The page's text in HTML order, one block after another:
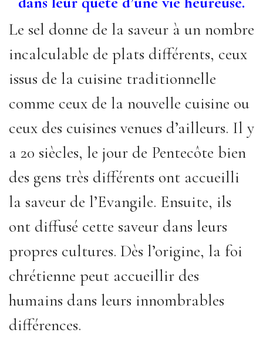
Le sel donne de la saveur à un nombre
incalculable de plats différents, ceux
issus de la cuisine traditionnelle
comme ceux de la nouvelle cuisine ou
ceux des cuisines venues d’ailleurs. Il y
a 20 siècles, le jour de Pentecôte bien
des gens très différents ont accueilli
la saveur de l’Evangile. Ensuite, ils
ont diffusé cette saveur dans leurs
propres cultures. Dès l’origine, la foi
chrétienne peut accueillir des
humains dans leurs innombrables
différences.